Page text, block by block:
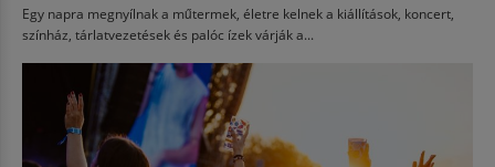
Egy napra megnyílnak a műtermek, életre kelnek a kiállítások, koncert,
színház, tárlatvezetések és palóc ízek várják a...